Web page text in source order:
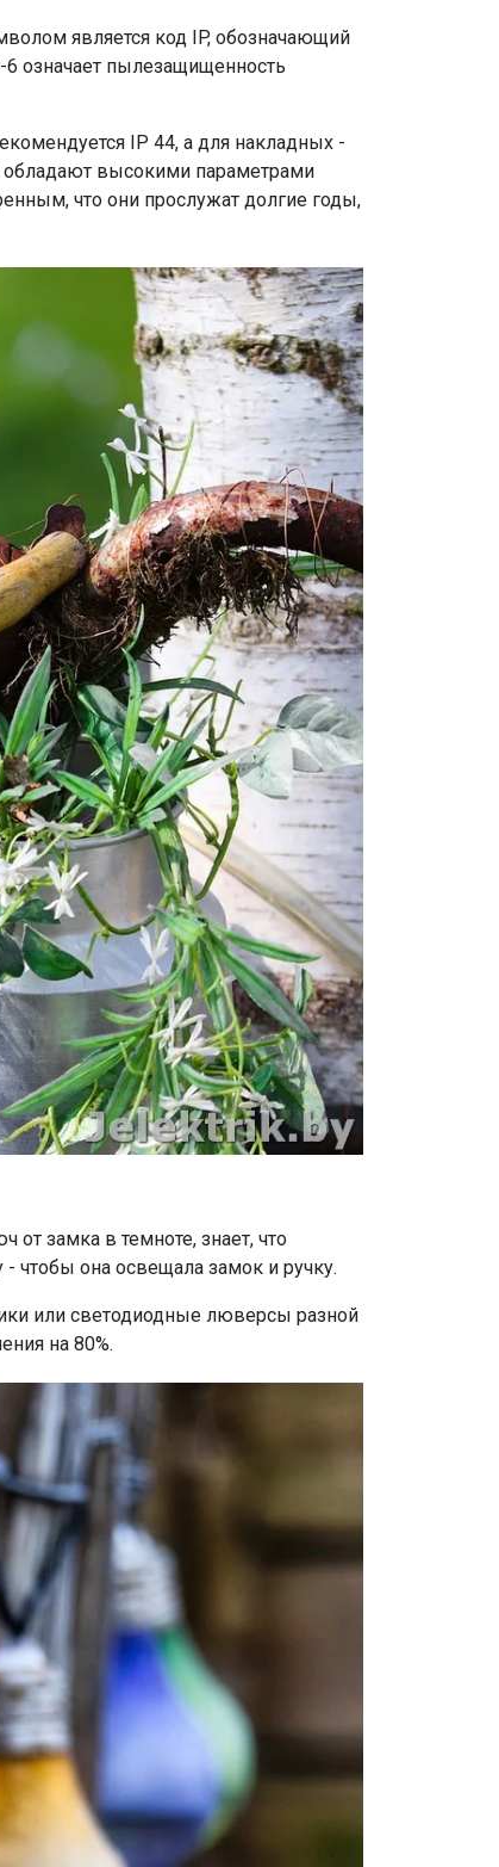
является код IP, обозначающий
означает пылезащищенность
IP 44, а для накладных -
обладают высокими параметрами
что они прослужат долгие годы,
замка в темноте, знает, что
она освещала замок и ручку.
или светодиодные люверсы разной
на 80%.